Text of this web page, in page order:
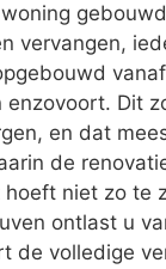
vervangen,
Dit
en dat
de
niet zo te
ontlast u
de volledige